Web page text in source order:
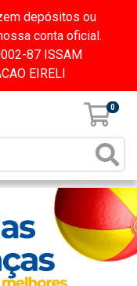
depósitos ou
conta oficial.
87 ISSAM
EIRELI
0